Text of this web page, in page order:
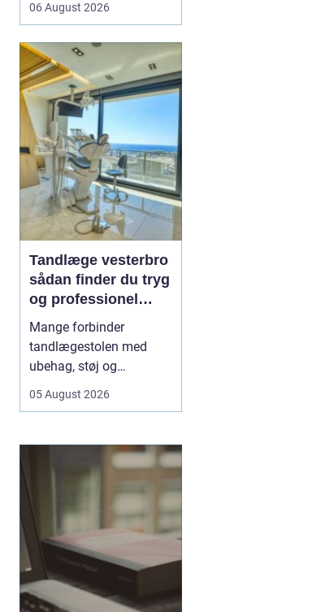
nøglen knækker i låsen,
der skal opgraderes til
mere moderne
sikkerhedsløsnin...
06 August 2026
Tandlæge vesterbro
sådan finder du tryg
og professionel
tandpleje
Mange forbinder
tandlægestolen med
ubehag, støj og
regelmæssige besøg
sundhed og livskvalitet.
du søger tandlæge
, handler det
derfor ikke kun om...
05 August 2026